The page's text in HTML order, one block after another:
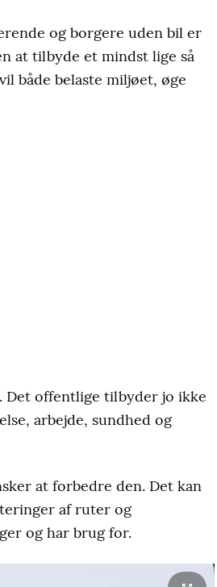
og borgere uden bil er
at tilbyde et mindst lige så
både belaste miljøet, øge
Det offentlige tilbyder jo ikke
arbejde, sundhed og
at forbedre den. Det kan
af ruter og
og har brug for.